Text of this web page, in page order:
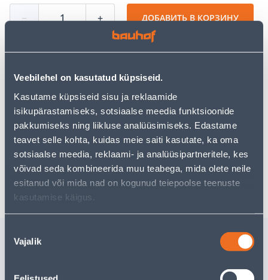
Veebilehel on kasutatud küpsiseid.
Kasutame küpsiseid sisu ja reklaamide
isikupärastamiseks, sotsiaalse meedia funktsioonide
pakkumiseks ning liikluse analüüsimiseks. Edastame
teavet selle kohta, kuidas meie saiti kasutate, ka oma
sotsiaalse meedia, reklaami- ja analüüsipartneritele, kes
võivad seda kombineerida muu teabega, mida olete neile
esitanud või mida nad on kogunud teiepoolse teenuste
kasutamise käigus.
valik
Vajalik
− + ДОБАВИТЬ В КОРЗИНУ
Посмотреть наличие
Предполагаемая доставка 3,69 € от 2-5 tööpäeva
Посылочный автомат от 2,29 € с 2-5 tööpäeva
Забрать в магазине, с 08.08.2026
Похожие продукты
A-KETT